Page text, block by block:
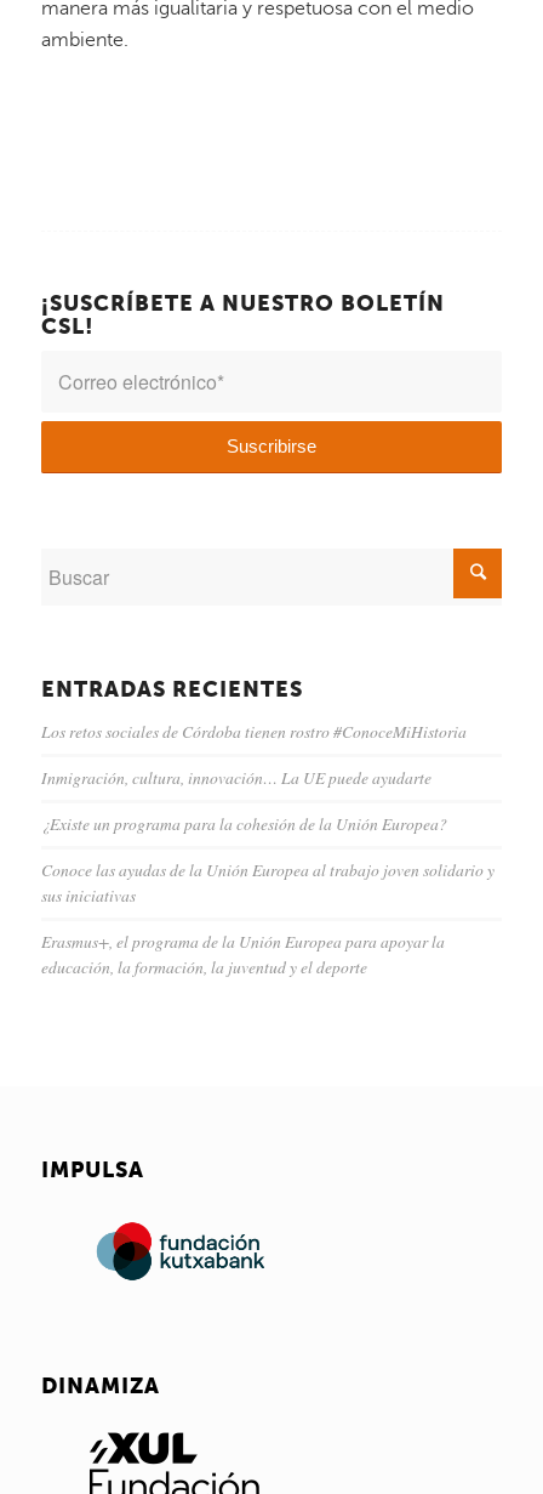
manera más igualitaria y respetuosa con el medio
ambiente.
¡SUSCRÍBETE A NUESTRO BOLETÍN
CSL!
ENTRADAS RECIENTES
Los retos sociales de Córdoba tienen rostro #ConoceMiHistoria
Inmigración, cultura, innovación… La UE puede ayudarte
¿Existe un programa para la cohesión de la Unión Europea?
Conoce las ayudas de la Unión Europea al trabajo joven solidario y
sus iniciativas
Erasmus+, el programa de la Unión Europea para apoyar la
educación, la formación, la juventud y el deporte
IMPULSA
DINAMIZA